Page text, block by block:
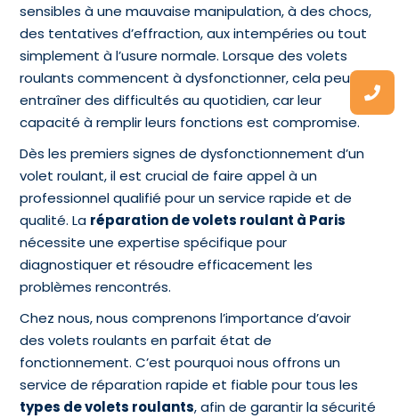
sensibles à une mauvaise manipulation, à des chocs,
des tentatives d’effraction, aux intempéries ou tout
simplement à l’usure normale. Lorsque des volets
roulants commencent à dysfonctionner, cela peut
entraîner des difficultés au quotidien, car leur
capacité à remplir leurs fonctions est compromise.
Dès les premiers signes de dysfonctionnement d’un
volet roulant, il est crucial de faire appel à un
professionnel qualifié pour un service rapide et de
qualité. La réparation de volets roulant à Paris
nécessite une expertise spécifique pour
diagnostiquer et résoudre efficacement les
problèmes rencontrés.
Chez nous, nous comprenons l’importance d’avoir
des volets roulants en parfait état de
fonctionnement. C’est pourquoi nous offrons un
service de réparation rapide et fiable pour tous les
types de volets roulants, afin de garantir la sécurité